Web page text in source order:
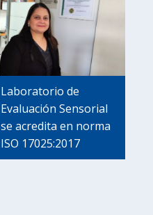
Laboratorio de
Evaluación Sensorial
se acredita en norma
ISO 17025:2017